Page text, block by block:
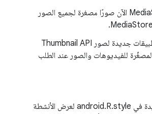
ينشئ MediaScanner الآن صورًا مصغرة لجميع الصور
واجهة برمجة تطبيقات جديدة لصور Thumbnail API
للفيديوهات والصور عند الطلب
مظاهر نظام جديدة في android.R.style لعرض الأنشطة